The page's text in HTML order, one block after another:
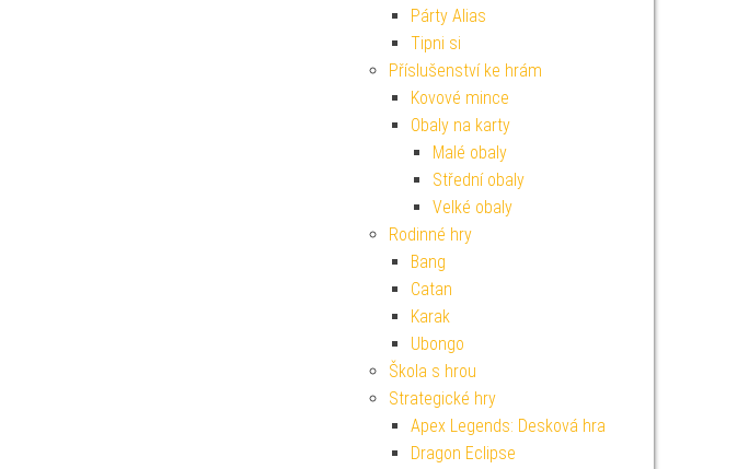
Párty Alias
Tipni si
Příslušenství ke hrám
Kovové mince
Obaly na karty
Malé obaly
Střední obaly
Velké obaly
Rodinné hry
Bang
Catan
Karak
Ubongo
Škola s hrou
Strategické hry
Apex Legends: Desková hra
Dragon Eclipse